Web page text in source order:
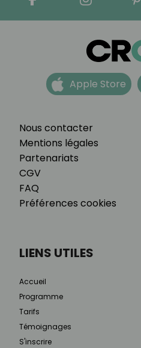
Nous contacter
Mentions légales
Partenariats
CGV
FAQ
Préférences cookies
Apple Store
LIENS UTILES
Accueil
Programme
Tarifs
Témoignages
S'inscrire